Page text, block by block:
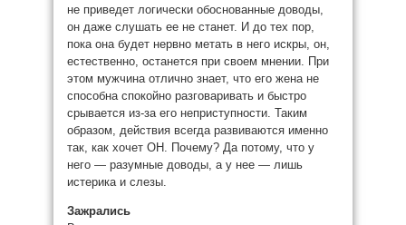
не приведет логически обоснованные доводы,
он даже слушать ее не станет. И до тех пор,
пока она будет нервно метать в него искры, он,
естественно, останется при своем мнении. При
этом мужчина отлично знает, что его жена не
способна спокойно разговаривать и быстро
срывается из-за его неприступности. Таким
образом, действия всегда развиваются именно
так, как хочет ОН. Почему? Да потому, что у
него — разумные доводы, а у нее — лишь
истерика и слезы.
Зажрались